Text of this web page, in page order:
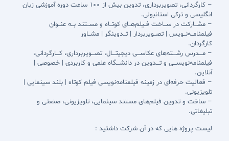
– کارگردانی، تصویربرداری، تدوین بیش از 100 ساعت دوره آموزشی زبان
انگلیسی و ترکی استانبولی.
– مشــارکت در ســاخت فــیلم‌هــای کوتــاه و مســتند بــه عنــوان
فیلمنامــه‌نــویس | تصــویربردار | تــدوینگر | مشــاور
کارگردان.
– مـــدرس رشـــته‌های عکاســـی دیجیتـــال، تصـــویربرداری، کـــارگردانی،
فیلمنامه‌نویســـی و تـــدوین در دانشـــگاه علمی و کاربردی | خصوصی |
آنلاین.
– فعالیت حرفه‌ای در زمینه فیلمنامه‌نویسی فیلم کوتاه | بلند سینمایی |
تلویزیونی.
– ساخت و تدوین فیلم‌های مستند سینمایی، تلویزیونی، صنعتی و
تبلیغاتی.
لیست پروژه هایی که در آن شرکت داشتید :